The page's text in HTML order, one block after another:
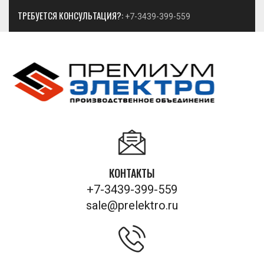
ТРЕБУЕТСЯ КОНСУЛЬТАЦИЯ?: +7-3439-399-559
КОНТАКТЫ
+7-3439-399-559
sale@prelektro.ru